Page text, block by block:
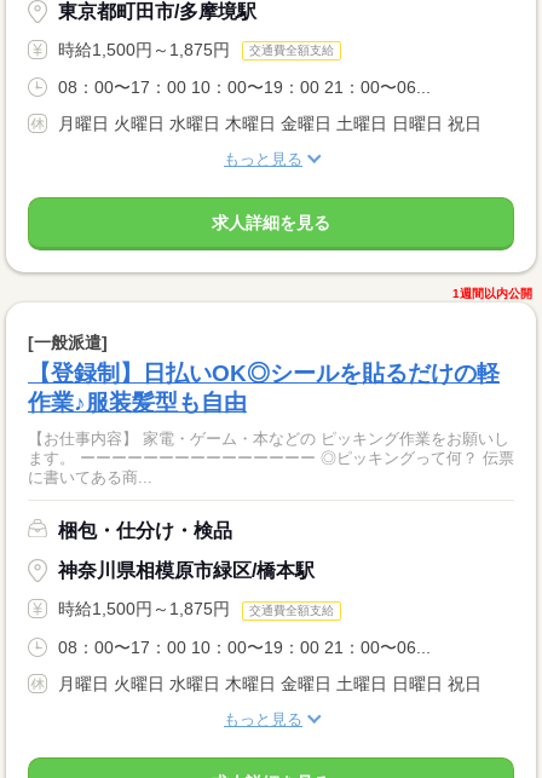
東京都町田市/多摩境駅
時給1,500円～1,875円 交通費全額支給
08：00〜17：00 10：00〜19：00 21：00〜06...
月曜日 火曜日 水曜日 木曜日 金曜日 土曜日 日曜日 祝日
もっと見る
求人詳細を見る
1週間以内公開
[一般派遣]
【登録制】日払いOK◎シールを貼るだけの軽
作業♪服装髪型も自由
【お仕事内容】 家電・ゲーム・本などの ピッキング作業をお願いし
ます。 ーーーーーーーーーーーーーーー ◎ピッキングって何？ 伝票
に書いてある商...
梱包・仕分け・検品
神奈川県相模原市緑区/橋本駅
時給1,500円～1,875円 交通費全額支給
08：00〜17：00 10：00〜19：00 21：00〜06...
月曜日 火曜日 水曜日 木曜日 金曜日 土曜日 日曜日 祝日
もっと見る